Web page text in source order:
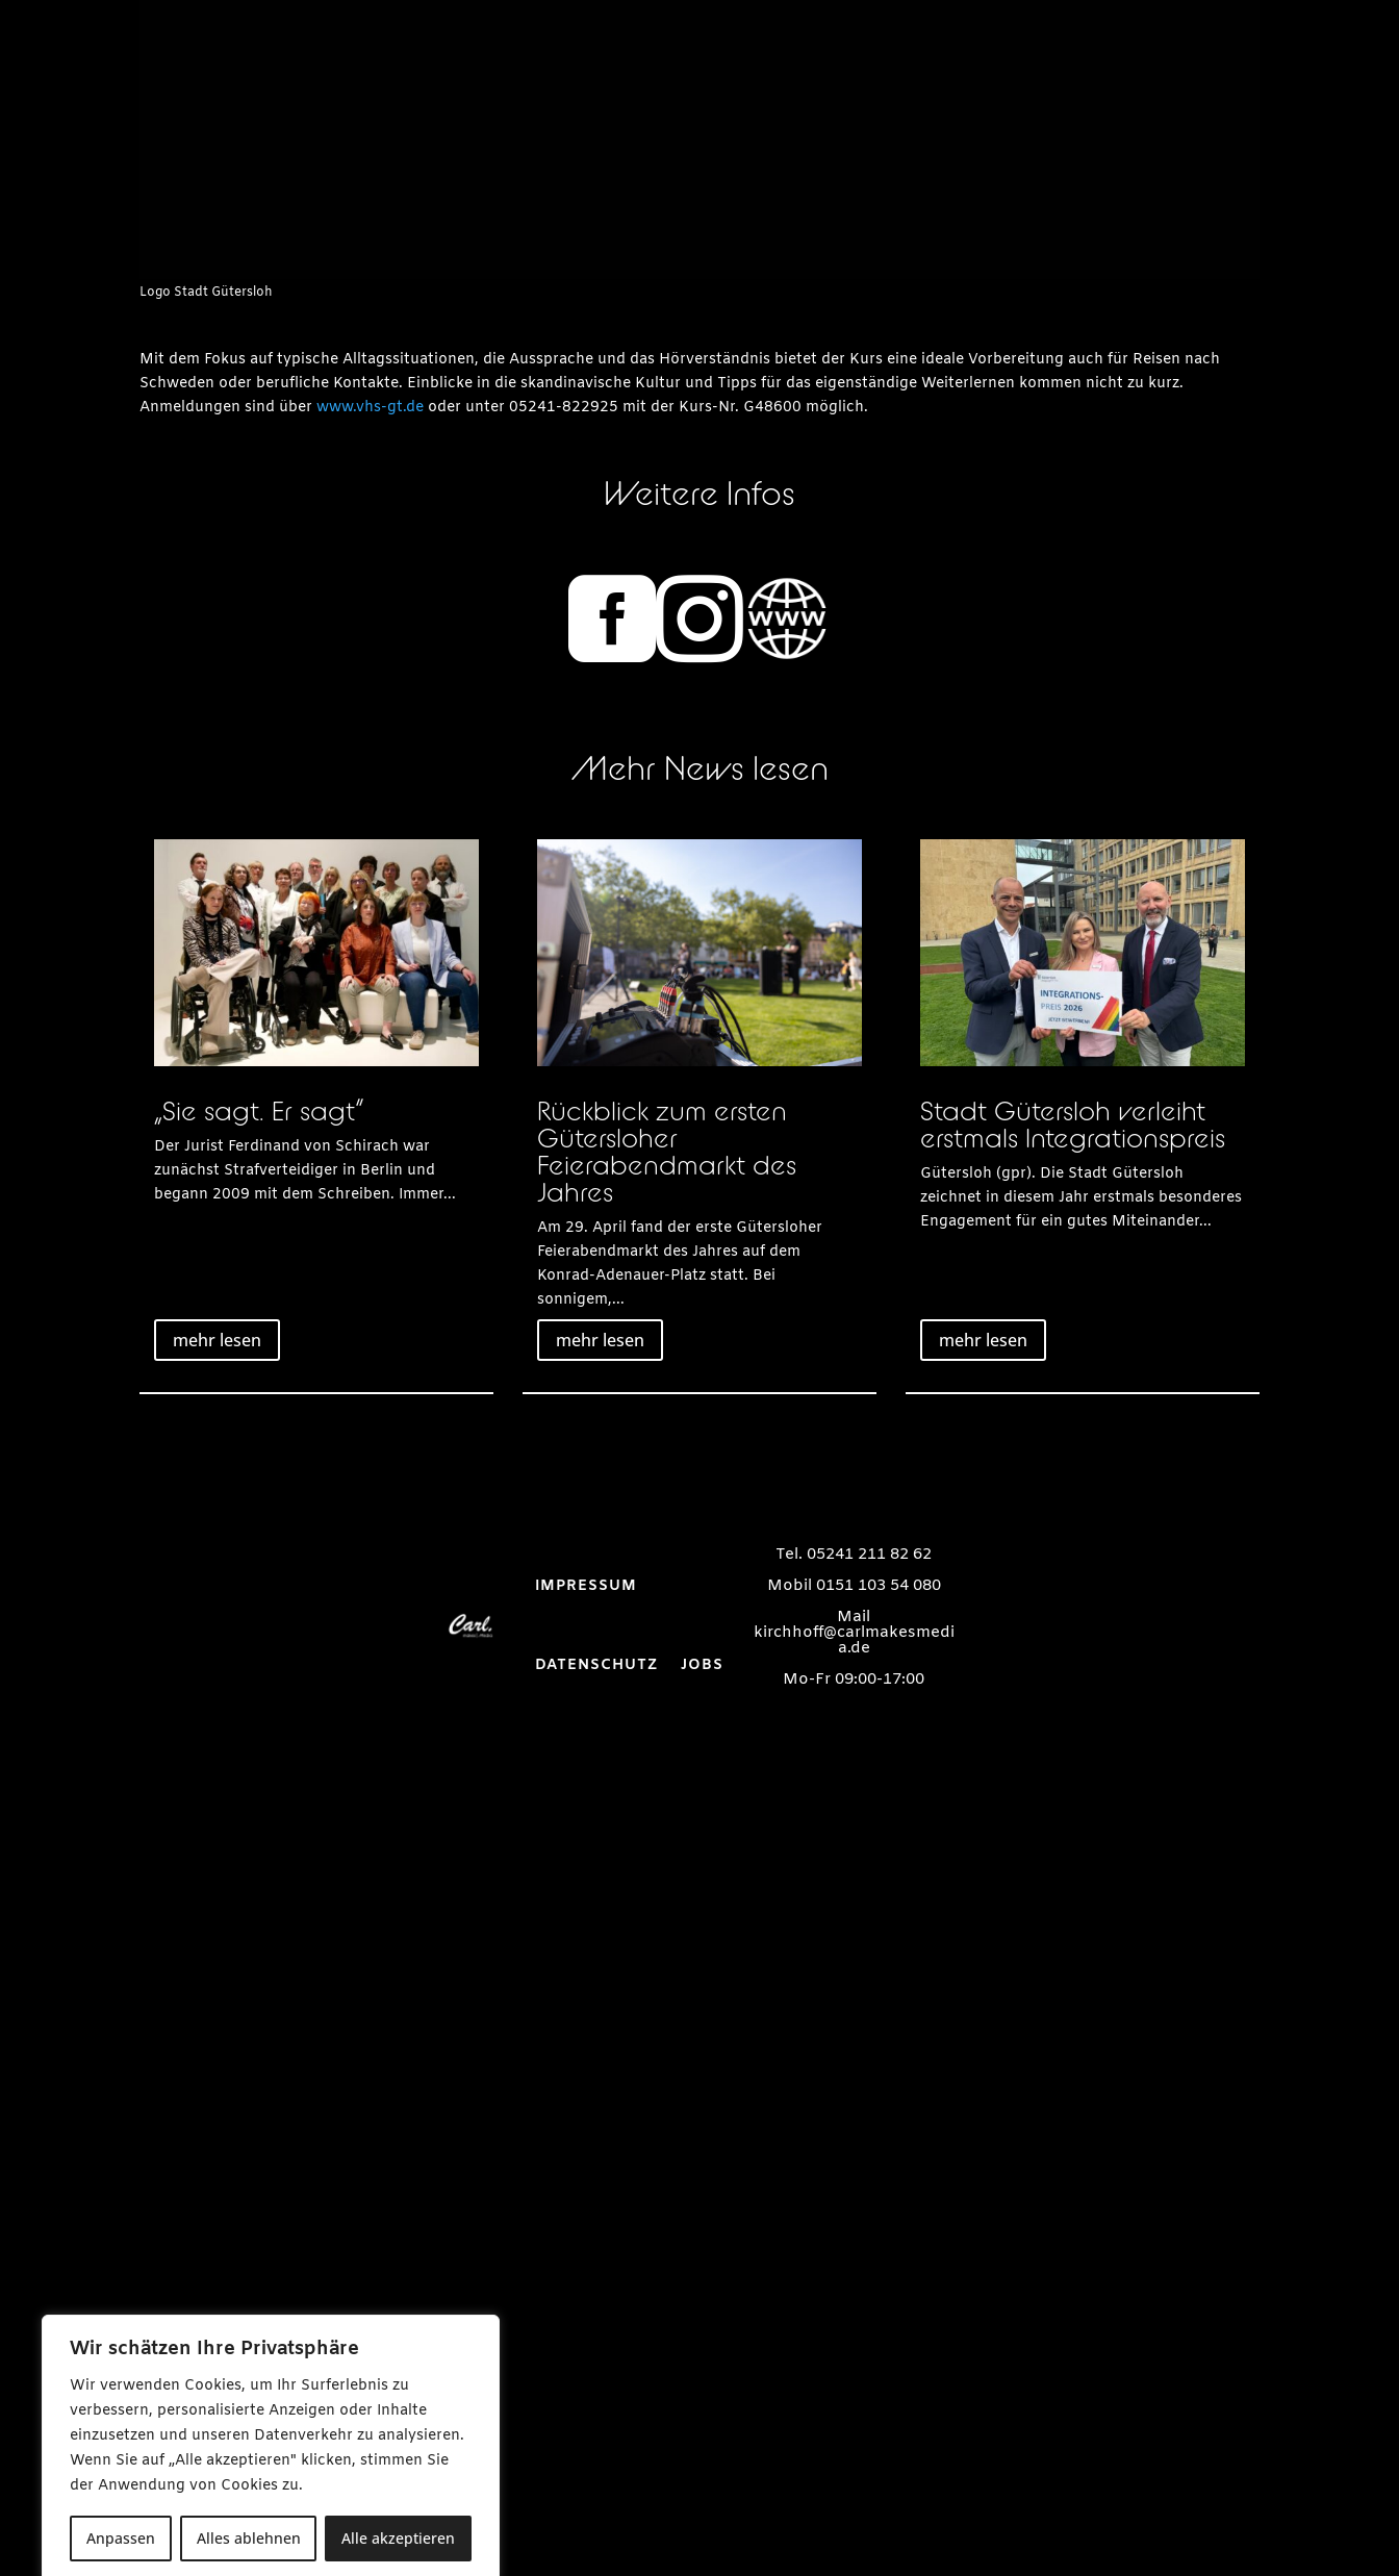
Wir schätzen Ihre Privatsphäre
Wir verwenden Cookies, um Ihr Surferlebnis zu
verbessern, personalisierte Anzeigen oder Inhalte
einzusetzen und unseren Datenverkehr zu analysieren.
Wenn Sie auf „Alle akzeptieren" klicken, stimmen Sie
der Anwendung von Cookies zu.
Anpassen Alles ablehnen Alle akzeptieren
Logo Stadt Gütersloh
Mit dem Fokus auf typische Alltagssituationen, die Aussprache und das Hörverständnis bietet der Kurs eine ideale Vorbereitung auch für Reisen nach
Schweden oder berufliche Kontakte. Einblicke in die skandinavische Kultur und Tipps für das eigenständige Weiterlernen kommen nicht zu kurz.
Anmeldungen sind überwww.vhs-gt.de oder unter 05241-822925 mit der Kurs-Nr. G48600 möglich.
Weitere Infos

Mehr News lesen
„Sie sagt. Er sagt“
Der Jurist Ferdinand von Schirach war
zunächst Strafverteidiger in Berlin und
begann 2009 mit dem Schreiben. Immer...
mehr lesen
Rückblick zum ersten
Gütersloher
Feierabendmarkt des
Jahres
Am 29. April fand der erste Gütersloher
Feierabendmarkt des Jahres auf dem
Konrad-Adenauer-Platz statt. Bei
sonnigem,...
mehr lesen
Stadt Gütersloh verleiht
erstmals Integrationspreis
Gütersloh (gpr). Die Stadt Gütersloh
zeichnet in diesem Jahr erstmals besonderes
Engagement für ein gutes Miteinander...
mehr lesen
IMPRESSUM
DATENSCHUTZ JOBS
Tel. 05241 211 82 62
Mobil 0151 103 54 080
Mail
kirchhoff@carlmakesmedi
a.de
Mo-Fr 09:00-17:00